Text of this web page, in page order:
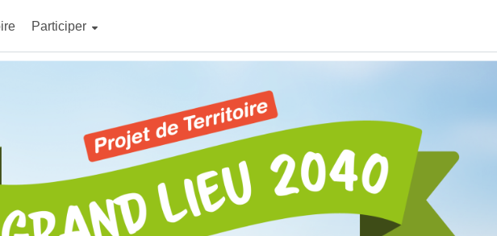
Participer